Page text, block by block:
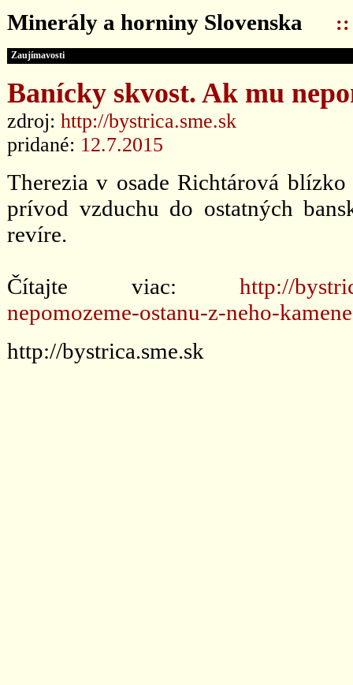
Minerály a horniny Slovenska ::
Zaujímavosti
Banícky skvost. Ak mu
zdroj: http://bystrica.sme.sk
pridané: 12.7.2015
Therezia v osade Richtárová
prívod vzduchu do ostatných
revíre.
Čítajte viac: http://
nepomozeme-ostanu-z-neho-
http://bystrica.sme.sk